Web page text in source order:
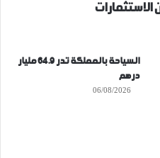
السياحة بالمملكة تدر 64.9 مليار
درهم
06/08/2026